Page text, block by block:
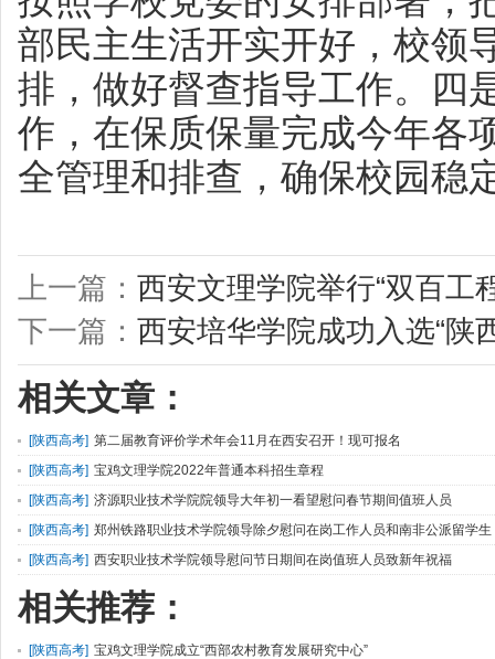
部民主生活开实开好，校领
排，做好督查指导工作。四
作，在保质保量完成今年各
全管理和排查，确保校园稳
上一篇： 西安文理学院举行“双百工
下一篇： 西安培华学院成功入选“陕
相关文章：
[陕西高考] 第二届教育评价学术年会11月在西安召开！现可报名
[陕西高考] 宝鸡文理学院2022年普通本科招生章程
[陕西高考] 济源职业技术学院院领导大年初一看望慰问春节期间值班人员
[陕西高考] 郑州铁路职业技术学院领导除夕慰问在岗工作人员和南非公派留学生
[陕西高考] 西安职业技术学院领导慰问节日期间在岗值班人员致新年祝福
相关推荐：
[陕西高考] 宝鸡文理学院成立“西部农村教育发展研究中心”